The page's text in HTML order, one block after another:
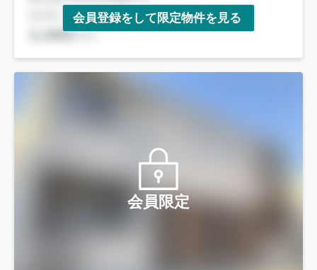
会員登録をして限定物件を見る
会員限定